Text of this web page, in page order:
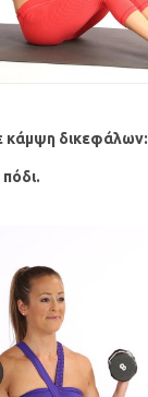
κάμψη δικεφάλων: